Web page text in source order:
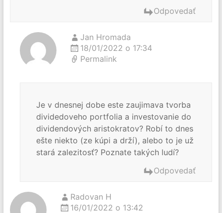
Odpovedať
Jan Hromada
18/01/2022 o 17:34
Permalink
Je v dnesnej dobe este zaujimava tvorba
dividedoveho portfolia a investovanie do
dividendových aristokratov? Robí to dnes
ešte niekto (ze kúpi a drží), alebo to je už
stará zalezitosť? Poznate takých ludí?
Odpovedať
Radovan H
16/01/2022 o 13:42